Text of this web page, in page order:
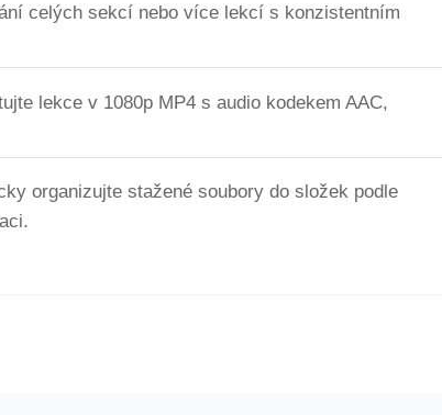
celých sekcí nebo více lekcí s konzistentním
lekce v 1080p MP4 s audio kodekem AAC,
organizujte stažené soubory do složek podle